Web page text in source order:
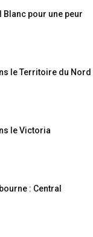
Blanc pour une peur
le Territoire du Nord
le Victoria
: Central